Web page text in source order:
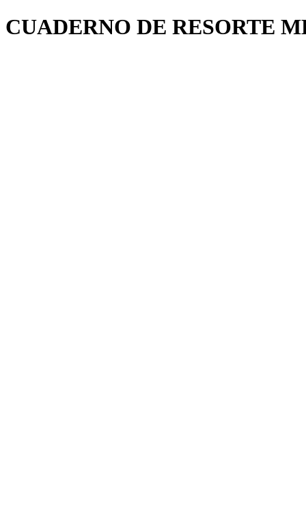
CUADERNO DE RESORTE